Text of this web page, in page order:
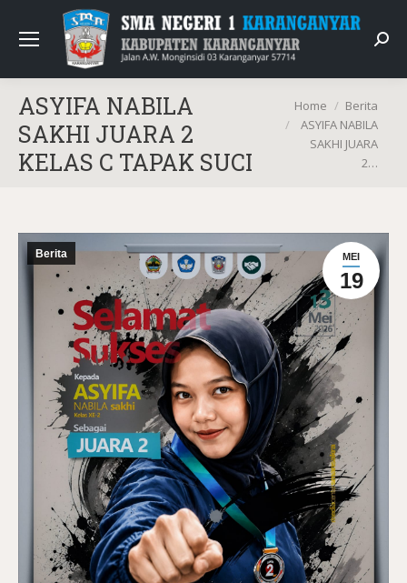
ASYIFA NABILA
SAKHI JUARA 2
KELAS C TAPAK SUCI
You are here:
Home
Berita
ASYIFA NABILA
SAKHI JUARA
2…
MEI
19
Berita